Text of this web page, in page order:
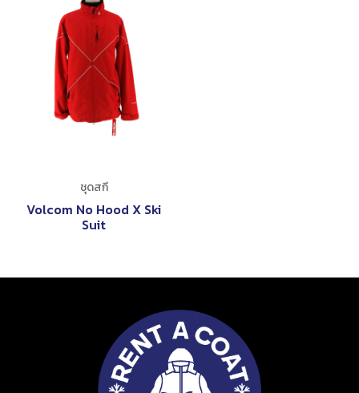
ชุดสกี
Volcom No Hood X Ski
Suit